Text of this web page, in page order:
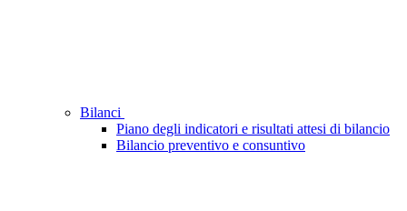
Bilanci
Piano degli indicatori e risultati attesi di bilancio
Bilancio preventivo e consuntivo